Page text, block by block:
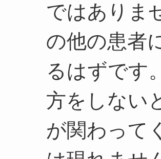
ではありま
の他の患者
るはずです
方をしない
が関わって